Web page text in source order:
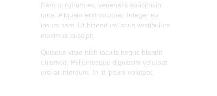
Nam ut rutrum ex, venenatis sollicitudin
urna. Aliquam erat volutpat. Integer eu
ipsum sem. Ut bibendum lacus vestibulum
maximus suscipit.
Quisque vitae nibh iaculis neque blandit
euismod. Pellentesque dignissim volutpat
orci at interdum. In id ipsum volutpat.